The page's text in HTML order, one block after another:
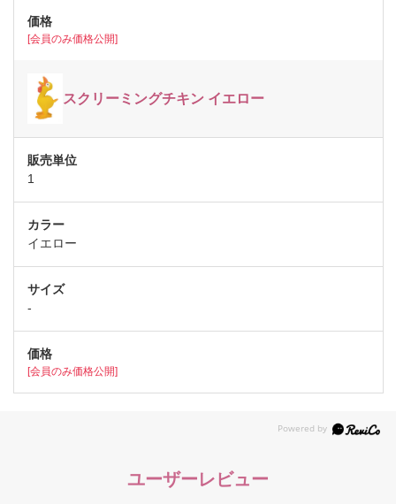
[会員のみ価格公開]
スクリーミングチキン イエロー
1
イエロー
-
[会員のみ価格公開]
ユーザーレビュー